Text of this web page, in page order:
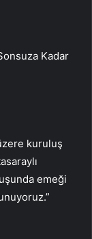
Kadar
kuruluş
emeği